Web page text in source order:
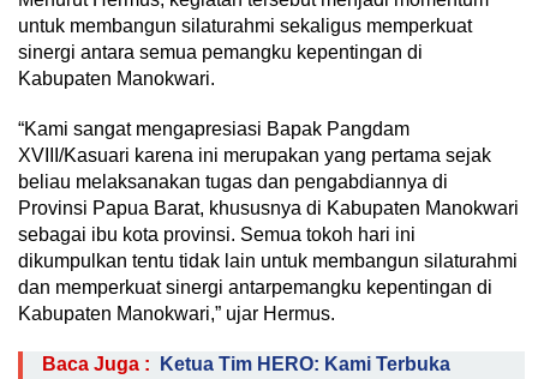
untuk membangun silaturahmi sekaligus memperkuat
sinergi antara semua pemangku kepentingan di
Kabupaten Manokwari.
“Kami sangat mengapresiasi Bapak Pangdam
XVIII/Kasuari karena ini merupakan yang pertama sejak
beliau melaksanakan tugas dan pengabdiannya di
Provinsi Papua Barat, khususnya di Kabupaten Manokwari
sebagai ibu kota provinsi. Semua tokoh hari ini
dikumpulkan tentu tidak lain untuk membangun silaturahmi
dan memperkuat sinergi antarpemangku kepentingan di
Kabupaten Manokwari,” ujar Hermus.
Baca Juga :
Ketua Tim HERO: Kami Terbuka